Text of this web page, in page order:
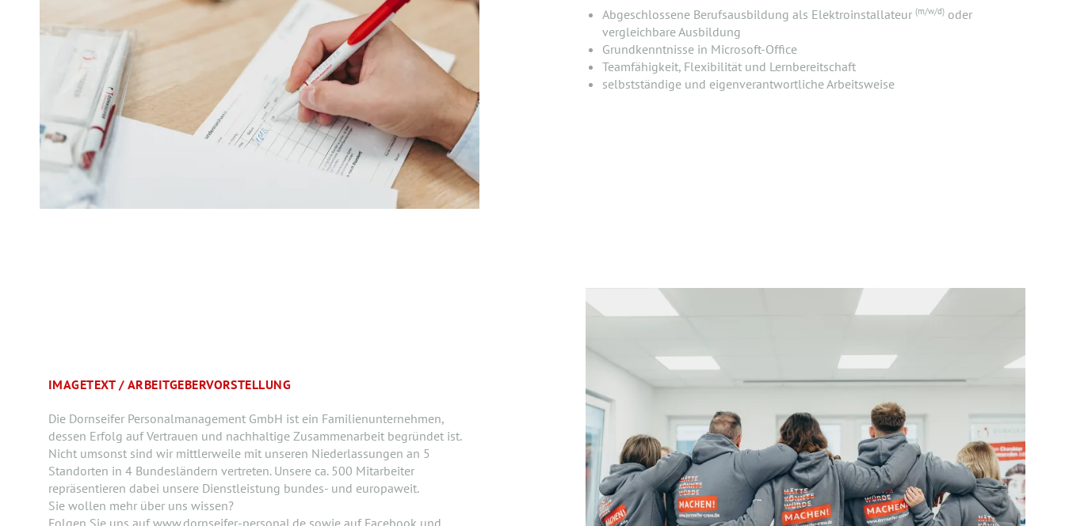
Abgeschlossene Berufsausbildung als Elektroinstallateur (m/w/d)oder
vergleichbare Ausbildung
Grundkenntnisse in Microsoft-Office
Teamfähigkeit, Flexibilität und Lernbereitschaft
selbstständige und eigenverantwortliche Arbeitsweise
IMAGETEXT / ARBEITGEBERVORSTELLUNG
Die Dornseifer Personalmanagement GmbH ist ein Familienunternehmen,
dessen Erfolg auf Vertrauen und nachhaltige Zusammenarbeit begründet ist.
Nicht umsonst sind wir mittlerweile mit unseren Niederlassungen an 5
Standorten in 4 Bundesländern vertreten. Unsere ca. 500 Mitarbeiter
repräsentieren dabei unsere Dienstleistung bundes- und europaweit.
Sie wollen mehr über uns wissen?